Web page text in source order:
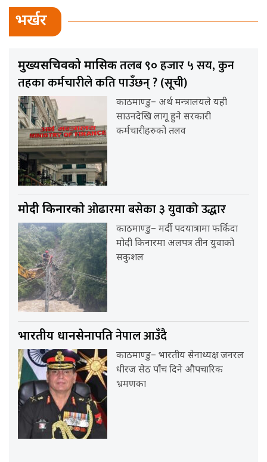
भर्खर
मुख्यसचिवको मासिकतलब ९० हजार ५ सय, कुन
तहका कर्मचारीले कति पाउँछन् ? (सूची)
काठमाण्डु– अर्थ मन्त्रालयले यही
साउनदेखि लागू हुने सरकारी
कर्मचारीहरुको तलव
मोदी किनारकाेओढारमा बसेका ३ युवाको उद्धार
काठमाण्डु– मर्दी पदयात्रामा फर्किदा
मोदी किनारमा अलपत्र तीन युवाको
सकुशल
भारतीय प्रधानसेनापतिनेपाल आउँदै
काठमाण्डु– भारतीय सेनाध्यक्ष जनरल
धीरज सेठ पाँच दिने औपचारिक
भ्रमणका